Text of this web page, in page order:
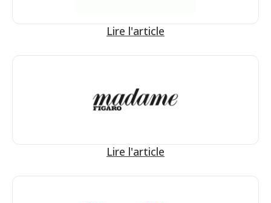
Lire l'article
Lire l'article